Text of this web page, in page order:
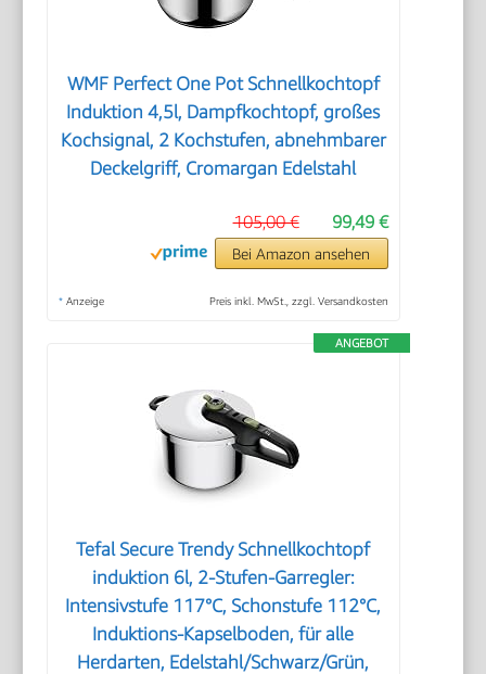
WMF Perfect One Pot Schnellkochtopf
Induktion 4,5l, Dampfkochtopf, großes
Kochsignal, 2 Kochstufen, abnehmbarer
Deckelgriff, Cromargan Edelstahl
99,49 €
105,00 €
Bei Amazon ansehen
* Anzeige Preis inkl. MwSt., zzgl. Versandkosten
ANGEBOT
Tefal Secure Trendy Schnellkochtopf
induktion 6l, 2-Stufen-Garregler:
Intensivstufe 117°C, Schonstufe 112°C,
Induktions-Kapselboden, für alle
Herdarten, Edelstahl/Schwarz/Grün,